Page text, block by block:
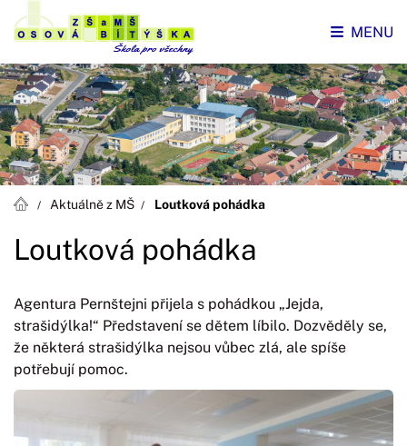
MENU
Aktuálně z MŠ Loutková pohádka
Loutková pohádka
Agentura Pernštejni přijela s pohádkou „Jejda,
strašidýlka!“ Představení se dětem líbilo. Dozvěděly se,
že některá strašidýlka nejsou vůbec zlá, ale spíše
potřebují pomoc.